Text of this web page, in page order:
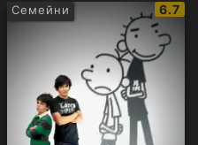
Семейни
IMDb
6.7